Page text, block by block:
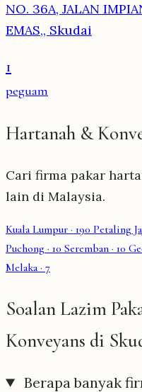
NO. 36A, JALAN
EMAS,, Skudai
1
peguam
Hartanah &
Cari firma pakar
lain di Malaysia.
Kuala Lumpur · 190 Petaling
Puchong · 10 Seremban · 10
Melaka· 7
Soalan Lazim
Konveyans di
Berapa banyak